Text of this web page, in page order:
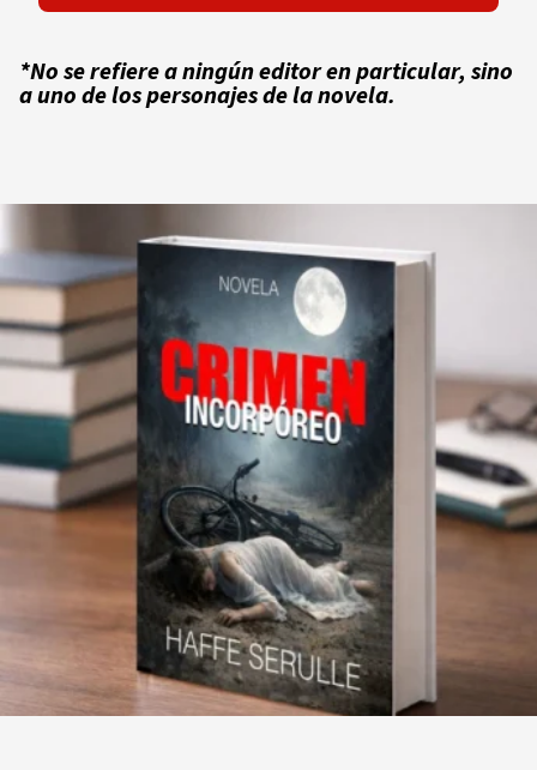
*No se refiere a ningún editor en particular, sino
a uno de los personajes de la novela.